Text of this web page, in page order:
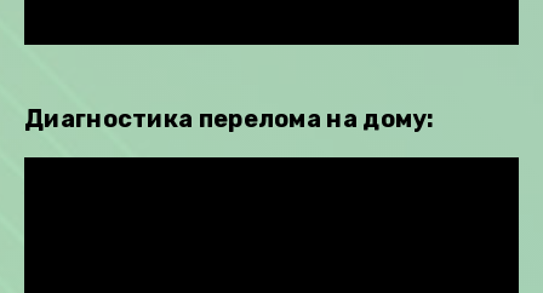
Диагностика перелома на дому: